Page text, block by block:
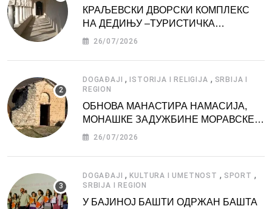
КРАЉЕВСКИ ДВОРСКИ КОМПЛЕКС
НА ДЕДИЊУ –ТУРИСТИЧКА
АТРАКЦИЈА
26/07/2026
DOGAĐAJI ,ISTORIJA I RELIGIJA , SRBIJA I
REGION
ОБНОВА МАНАСТИРА НАМАСИЈА,
МОНАШКЕ ЗАДУЖБИНЕ МОРАВСКЕ
СРБИЈЕ
26/07/2026
DOGAĐAJI ,KULTURA I UMETNOST , SPORT ,
SRBIJA I REGION
У БАЈИНОЈ БАШТИ ОДРЖАН БАШТА